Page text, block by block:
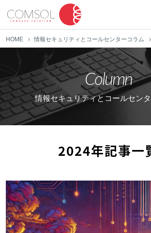
HOME 情報セキュリティとコールセンターコラム
Column
情報セキュリティとコールセン
2024年記事一